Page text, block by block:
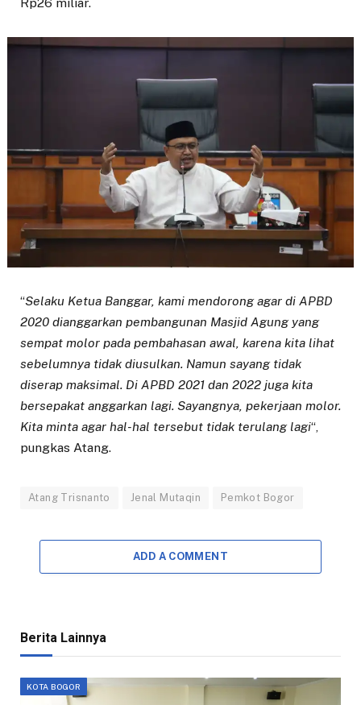
“Selaku Ketua Banggar, kami mendorong agar di APBD
2020 dianggarkan pembangunan Masjid Agung yang
sempat molor pada pembahasan awal, karena kita lihat
sebelumnya tidak diusulkan. Namun sayang tidak
diserap maksimal. Di APBD 2021 dan 2022 juga kita
bersepakat anggarkan lagi. Sayangnya, pekerjaan molor.
Kita minta agar hal-hal tersebut tidak terulang lagi“,
pungkas Atang.
Atang Trisnanto Jenal Mutaqin Pemkot Bogor
ADD A COMMENT
Berita Lainnya
KOTA BOGOR